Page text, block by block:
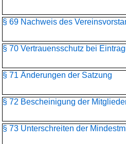
§ 69 Nachweis des
§ 70 Vertrauensschutz bei
§ 71 Änderungen der Satzung
§ 72 Bescheinigung der
§ 73 Unterschreiten der